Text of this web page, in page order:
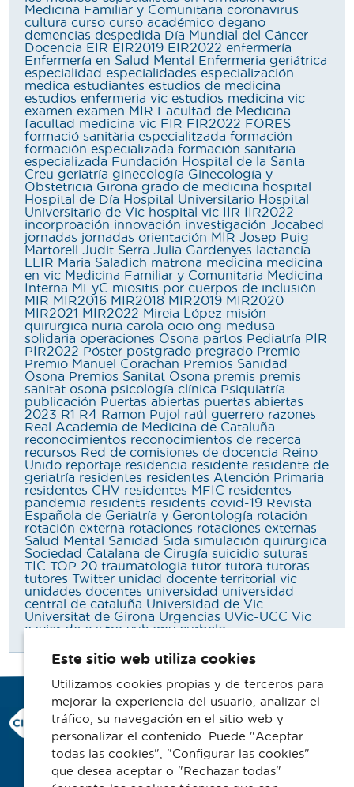
Medicina Familiar y Comunitaria coronavirus
cultura curso curso académico degano
demencias despedida Día Mundial del Cáncer
Docencia EIR EIR2019 EIR2022 enfermería
Enfermería en Salud Mental
Enfermeria geriátrica
especialidad especialidades especialización
medica estudiantes estudios de medicina
estudios enfermeria vic estudios medicina vic
examen examen MIR Facultad de Medicina
facultad medicina vic FIR FIR2022 FORES
formació sanitària especialitzada formación
formación especializada formación sanitaria
especializada Fundación Hospital de la Santa
Creu geriatría ginecología Ginecología y
Obstetricia Girona grado de medicina hospital
Hospital de Día Hospital Universitario Hospital
Universitario de Vic hospital vic IIR
IIR2022
incorproación innovación investigación Jocabed
jornadas jornadas orientación MIR Josep Puig
Martorell
Judit Serra Julia Gardenyes
lactancia
LLIR Maria Saladich matrona medicina medicina
en vic Medicina Familiar y Comunitaria Medicina
Interna MFyC miositis por cuerpos de inclusión
MIR MIR2016 MIR2018 MIR2019 MIR2020
MIR2021
MIR2022 Mireia López misión
quirurgica nuria carola ocio ong medusa
solidaria operaciones Osona partos Pediatría PIR
PIR2022 Póster postgrado pregrado Premio
Premio Manuel Corachan Premios Sanidad
Osona Premios Sanitat Osona premis premis
sanitat osona psicología clínica Psiquiatría
publicación Puertas abiertas puertas abiertas
2023 R1 R4 Ramon Pujol raúl guerrero razones
Real Academia de Medicina de Cataluña
reconocimientos reconocimientos de recerca
recursos Red de comisiones de docencia Reino
Unido reportaje residencia residente residente de
geriatría residentes residentes Atención Primaria
residentes CHV residentes MFIC residentes
pandemia residents residents covid-19 Revista
Española de Geriatría y Gerontología rotación
rotación externa rotaciones rotaciones externas
Salud Mental
Sanidad Sida simulación quirúrgica
Sociedad Catalana de Cirugía suicidio suturas
TIC TOP 20 traumatologia tutor tutora tutoras
tutores Twitter unidad docente territorial vic
unidades docentes universidad universidad
central de cataluña Universidad de Vic
Universitat de Girona Urgencias UVic-UCC Vic
xavier de castro yuhamy curbelo
Consorci Hospitalari de Vic
Carrer Francesc Pla 'El Vigatà', 1
08500 Vic
Telefono 93 702 77 16
Este sitio web utiliza cookies
Utilizamos cookies propias y de terceros para
mejorar la experiencia del usuario, analizar el
tráfico, su navegación en el sitio web y
personalizar el contenido. Puede "Aceptar
todas las cookies", "Configurar las cookies"
que desea aceptar o "Rechazar todas"